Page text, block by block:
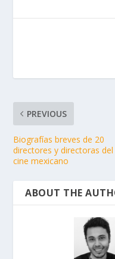
PREVIOUS
Biografías breves de 20
directores y directoras del
cine mexicano
ABOUT THE